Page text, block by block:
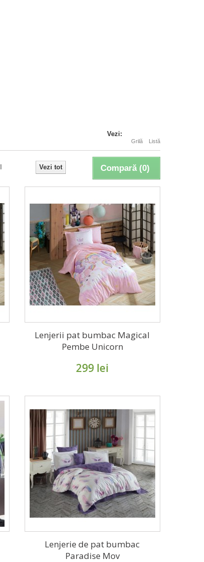
Vezi:
Grilă Listă
Compară (0)
Vezi tot
Lenjerii pat bumbac Magical
Pembe Unicorn
299 lei
Lenjerie de pat bumbac
Paradise Mov